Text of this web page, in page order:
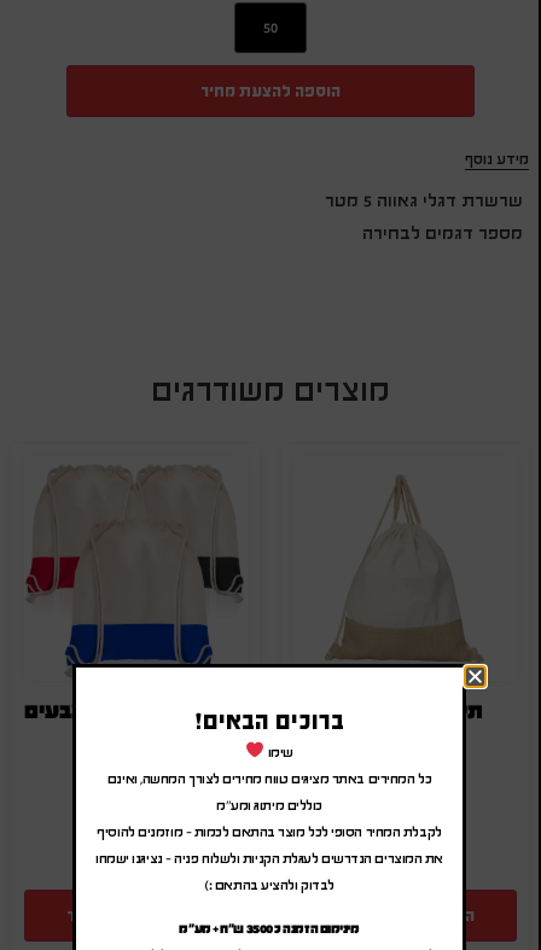
הוספה להצעת מחיר
מידע נוסף
שרשרת דגלי גאווה 5 מטר
מספר דגמים לבחירה
מוצרים משודרגים
תיק גב שרוך מבד
(לפני מע"מ)
הוספה להצעת מחיר
תיק שרוך כותנה 2 צבעים
הוספה להצעת מחיר
ברוכים הבאים!
שימו
כל המחירים באתר מציגים טווח מחירים לצורך המחשה, ואינם
כוללים מיתוג ומע"מ
לקבלת המחיר הסופי לכל מוצר בהתאם לכמות – מוזמנים להוסיף
את המוצרים הנדרשים לעגלת הקניות ולשלוח פניה – נציגנו ישמחו
לבדוק ולהציע בהתאם :)
מינימום הזמנה כ 3500 ש"ח + מע"מ